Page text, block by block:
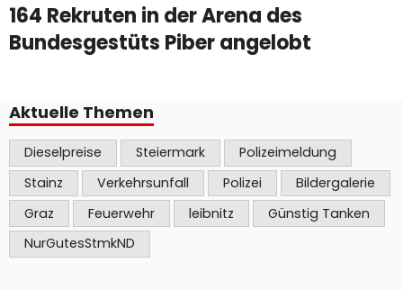
164 Rekruten in der Arena des
Bundesgestüts Piber angelobt
Aktuelle Themen
Dieselpreise Steiermark
Polizeimeldung
Stainz
Verkehrsunfall Polizei
Bildergalerie
Graz
Feuerwehr leibnitz
Günstig Tanken
NurGutesStmkND